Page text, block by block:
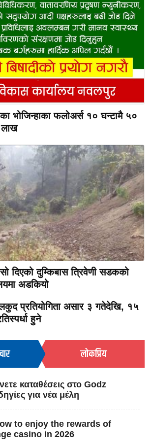
भोजिन्हाका फलोअर्स १० घन्टामै ५०
लाख
दिएको दुम्किबास त्रिवेणी सडकको
अडकियो
प्रतियोगिता असार ३ गतेदेखि, १५
हुने
लोकप्रिय
καταθέσεις στο Godz
για νέα μέλη
to enjoy the rewards of
casino in 2026